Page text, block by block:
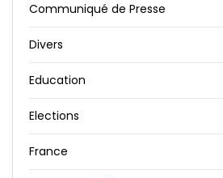
Communiqué de Presse
Divers
Education
Elections
France